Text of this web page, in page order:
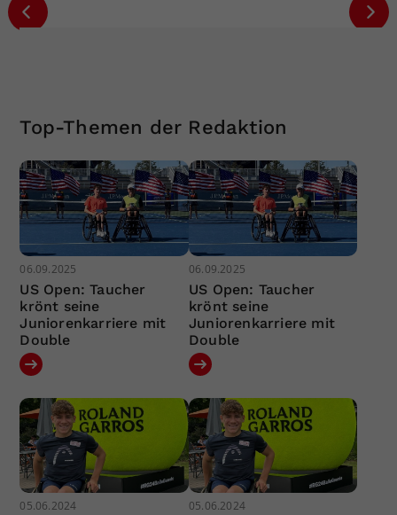
Top-Themen der Redaktion
06.09.2025
US Open: Taucher
krönt seine
Juniorenkarriere mit
Double
06.09.2025
US Open: Taucher
krönt seine
Juniorenkarriere mit
Double
05.06.2024 05.06.2024